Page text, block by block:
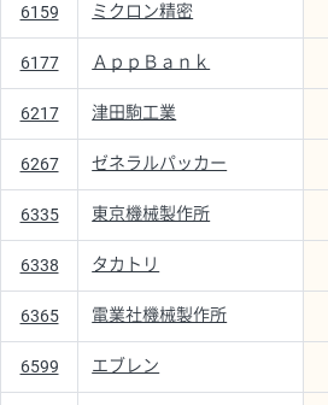
6159 ミクロン精密
6177 ＡｐｐＢａｎｋ
6217 津田駒工業
6267 ゼネラルパッカー
6335 東京機械製作所
6338 タカトリ
6365 電業社機械製作所
6599 エブレン